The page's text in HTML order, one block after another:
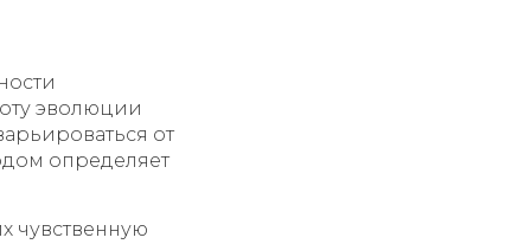
эволюции
от
определяет
чувственную